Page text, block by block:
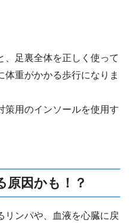
、足裏全体を正しく使って
重がかかる歩行になりま
策用のインソールを使用す
原因かも！？
リンパや、血液を心臓に戻